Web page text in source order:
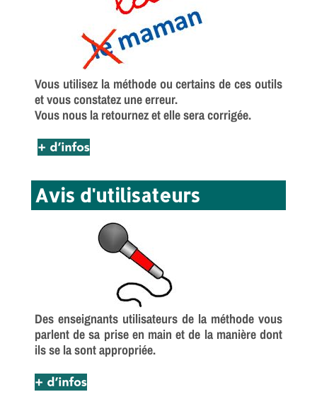
Vous utilisez la méthode ou certains de ces outils
et vous constatez une erreur.
Vous nous la retournez et elle sera corrigée.
Avis d'utilisateurs
Des enseignants utilisateurs de la méthode vous
parlent de sa prise en main et de la manière dont
ils se la sont appropriée.